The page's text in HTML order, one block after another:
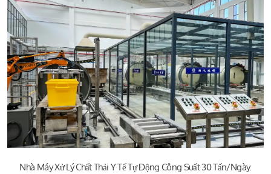
Nhà Máy Xử Lý Chất Thải Y Tế Tự Động Công Suất 30 Tấn/ngày.